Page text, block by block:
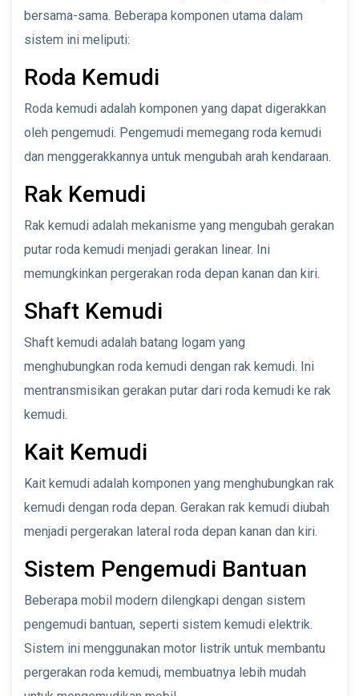
bersama-sama. Beberapa komponen utama dalam
sistem ini meliputi:
Roda Kemudi
Roda kemudi adalah komponen yang dapat digerakkan
oleh pengemudi. Pengemudi memegang roda kemudi
dan menggerakkannya untuk mengubah arah kendaraan.
Rak Kemudi
Rak kemudi adalah mekanisme yang mengubah gerakan
putar roda kemudi menjadi gerakan linear. Ini
memungkinkan pergerakan roda depan kanan dan kiri.
Shaft Kemudi
Shaft kemudi adalah batang logam yang
menghubungkan roda kemudi dengan rak kemudi. Ini
mentransmisikan gerakan putar dari roda kemudi ke rak
kemudi.
Kait Kemudi
Kait kemudi adalah komponen yang menghubungkan rak
kemudi dengan roda depan. Gerakan rak kemudi diubah
menjadi pergerakan lateral roda depan kanan dan kiri.
Sistem Pengemudi Bantuan
Beberapa mobil modern dilengkapi dengan sistem
pengemudi bantuan, seperti sistem kemudi elektrik.
Sistem ini menggunakan motor listrik untuk membantu
pergerakan roda kemudi, membuatnya lebih mudah